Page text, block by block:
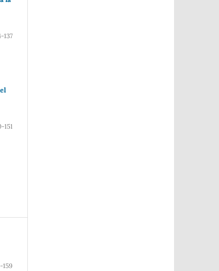
137
151
159